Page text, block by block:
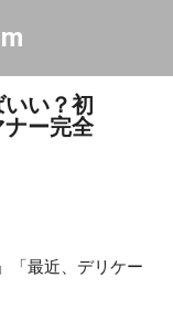
に移動
い？初
ー完全
「最近、デリケー